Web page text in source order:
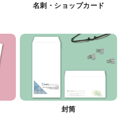
名刺・ショップカード
封筒